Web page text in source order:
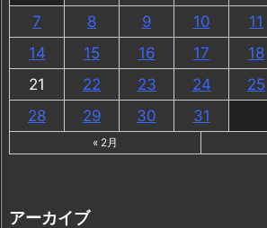
7
8 9 10 11
14
15 16 17 18
21
22 23 24 25
28
29 30 31
« 2月
アーカイブ